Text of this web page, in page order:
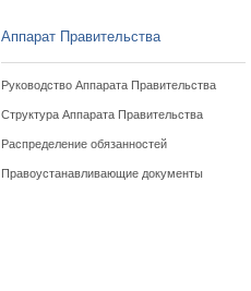
Аппарат Правительства
Руководство Аппарата Правительства
Структура Аппарата Правительства
Распределение обязанностей
Правоустанавливающие документы